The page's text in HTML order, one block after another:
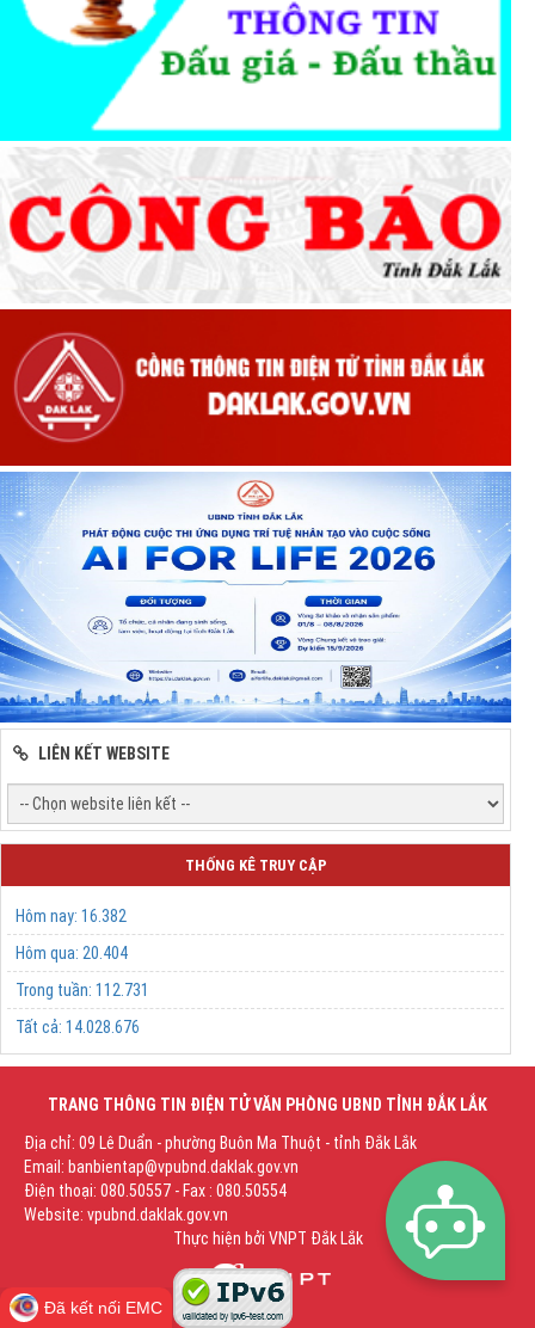
LIÊN KẾT WEBSITE
THỐNG KÊ TRUY CẬP
Hôm nay: 16.382
Hôm qua: 20.404
Trong tuần: 112.731
Tất cả: 14.028.676
TRANG THÔNG TIN ĐIỆN TỬ VĂN PHÒNG UBND TỈNH ĐẮK LẮK
Địa chỉ: 09 Lê Duẩn - phường Buôn Ma Thuột - tỉnh Đắk Lắk
Email: banbientap@vpubnd.daklak.gov.vn
Điện thoại: 080.50557 - Fax : 080.50554
Website: vpubnd.daklak.gov.vn
Thực hiện bởi VNPT Đắk Lắk
Đã kết nối EMC